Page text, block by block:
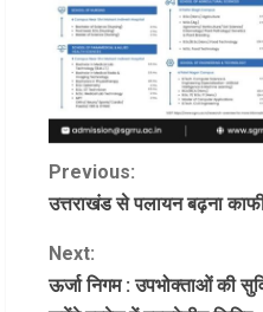
C
n
Previous:
उत्तराखंड से पलायन बढ़ना
Next:
ऊर्जा निगम : उपभोक्ताओं की